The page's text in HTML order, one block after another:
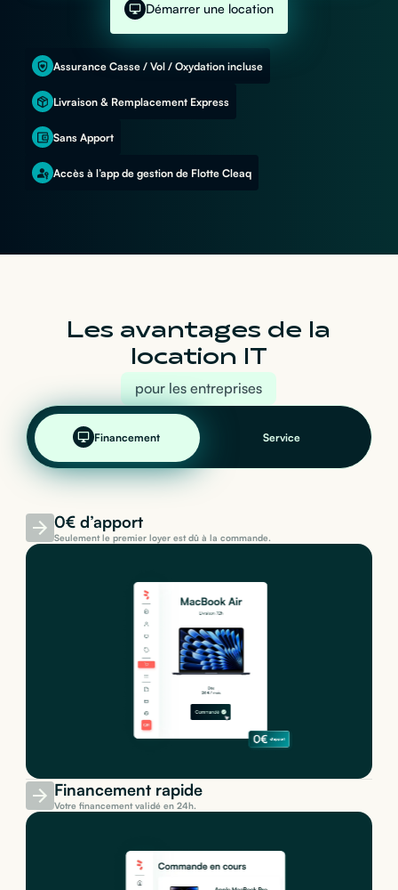
Assurance Casse / Vol / Oxydation incluse
Livraison & Remplacement Express
Sans Apport
Accès à l’app de gestion de Flotte Cleaq
Démarrer une location
Les avantages de la
location IT
pour les entreprises
Financement Service
0€ d’apport
Seulement le premier loyer est dû à la commande.
Financement rapide
Votre financement validé en 24h.